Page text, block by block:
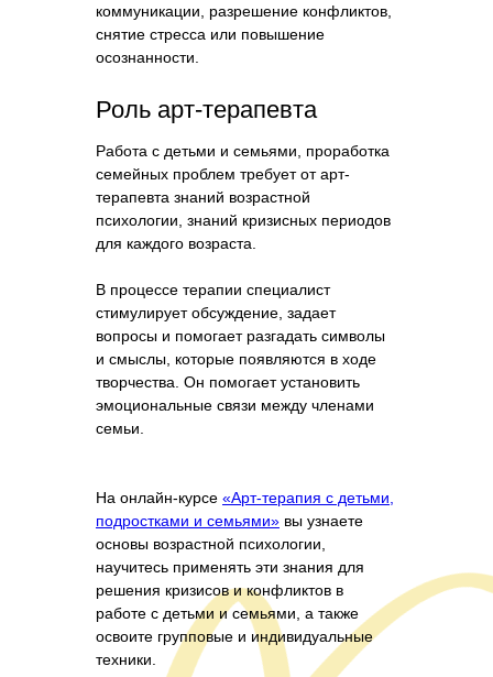
коммуникации, разрешение конфликтов,
снятие стресса или повышение
осознанности.
Роль арт-терапевта
Работа с детьми и семьями, проработка
семейных проблем требует от арт-
терапевта знаний возрастной
психологии, знаний кризисных периодов
для каждого возраста.
В процессе терапии специалист
стимулирует обсуждение, задает
вопросы и помогает разгадать символы
и смыслы, которые появляются в ходе
творчества. Он помогает установить
эмоциональные связи между членами
семьи.
На онлайн-курсе «Арт-терапия с детьми,
подростками и семьями» вы узнаете
основы возрастной психологии,
научитесь применять эти знания для
решения кризисов и конфликтов в
работе с детьми и семьями, а также
освоите групповые и индивидуальные
техники.